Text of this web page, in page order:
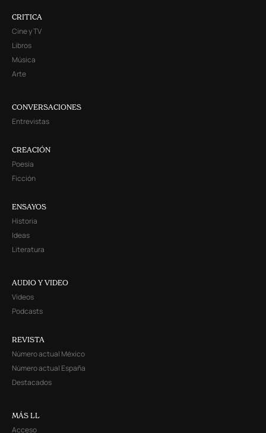
CRITICA
Cine y TV
Libros
Música
Arte
CONVERSACIONES
Entrevistas
CREACIÓN
Poesía
Ficción
ENSAYOS
Historia
Ideas
Literatura
AUDIO Y VIDEO
Videos
Podcasts
REVISTA
Número actual México
Número actual España
Destacados
MÁS LL
Acceso